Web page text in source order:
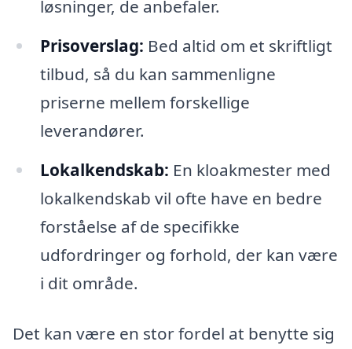
løsninger, de anbefaler.
Prisoverslag: Bed altid om et skriftligt
tilbud, så du kan sammenligne
priserne mellem forskellige
leverandører.
Lokalkendskab: En kloakmester med
lokalkendskab vil ofte have en bedre
forståelse af de specifikke
udfordringer og forhold, der kan være
i dit område.
Det kan være en stor fordel at benytte sig